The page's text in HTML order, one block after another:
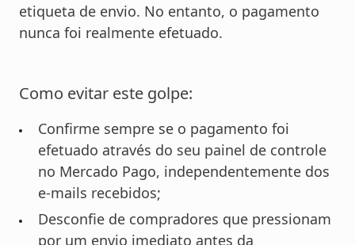
etiqueta de envio. No entanto, o pagamento
nunca foi realmente efetuado.
Como evitar este golpe:
Confirme sempre se o pagamento foi
efetuado através do seu painel de controle
no Mercado Pago, independentemente dos
e-mails recebidos;
Desconfie de compradores que pressionam
por um envio imediato antes da